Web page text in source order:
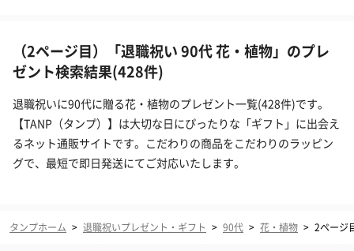
（2ページ目）「退職祝い 90代 花・植物」のプレ
ゼント検索結果(428件)
退職祝いに90代に贈る花・植物のプレゼント一覧(428件)です。
【TANP（タンプ）】は大切な日にぴったりな「ギフト」に出会え
るネット通販サイトです。こだわりの商品をこだわりのラッピン
グで、最短で即日発送にてご対応いたします。
タンプホーム > 退職祝いプレゼント・ギフト > 90代 > 花・植物 > 2ページ